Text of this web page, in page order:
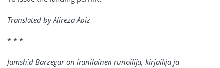
Translated by Alireza Abiz
* * *
Jamshid Barzegar on iranilainen runoilija, kirjailija ja